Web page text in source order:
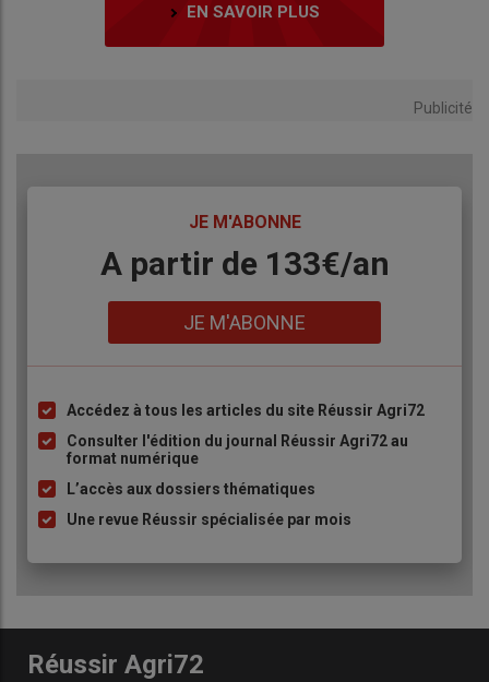
EN SAVOIR PLUS
Publicité
JE M'ABONNE
BodyA partir de 133€/an
JE M'ABONNE
Liste
à
puce
Accédez à tous les articles du site Réussir Agri72
Consulter l'édition du journal Réussir Agri72 au
format numérique
L’accès aux dossiers thématiques
Une revue Réussir spécialisée par mois
Réussir Agri72